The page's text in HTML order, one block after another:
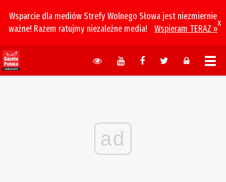
Wsparcie dla mediów Strefy Wolnego Słowa jest niezmiernie
ważne! Razem ratujmy niezależne media!
Wspieram TERAZ »
x
ad